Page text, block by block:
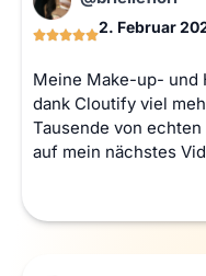
2. Februar
Meine Make-up- und
dank Cloutify viel
Tausende von
auf mein nächstes